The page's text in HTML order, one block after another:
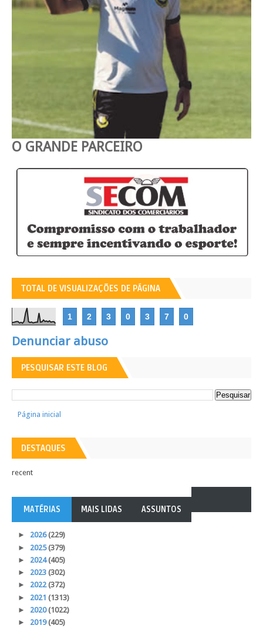
O GRANDE PARCEIRO
TOTAL DE VISUALIZAÇÕES DE PÁGINA
1 2 3 0 3 7 0
Denunciar abuso
PESQUISAR ESTE BLOG
Página inicial
DESTAQUES
recent
MATÉRIAS MAIS LIDAS ASSUNTOS
► 2026(229)
► 2025(379)
► 2024(405)
► 2023 (302)
► 2022(372)
► 2021 (1313)
► 2020(1022)
► 2019(405)